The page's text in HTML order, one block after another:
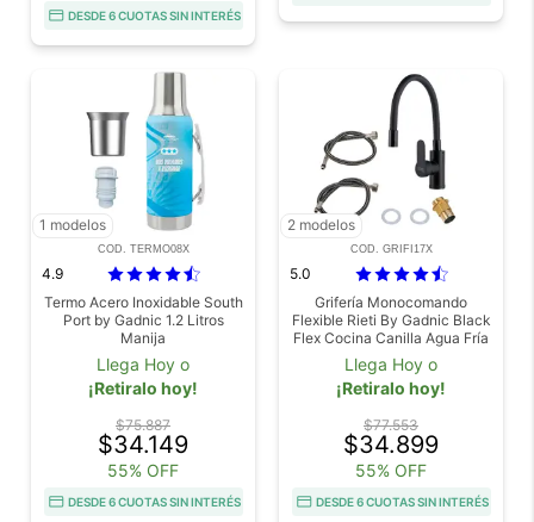
DESDE 6 CUOTAS SIN INTERÉS
1 modelos
COD. TERMO08X
4.9
Termo Acero Inoxidable South
Port by Gadnic 1.2 Litros
Manija
Llega Hoy o
¡Retiralo hoy!
$75.887
$34.149
55% OFF
DESDE 6 CUOTAS SIN INTERÉS
2 modelos
COD. GRIFI17X
5.0
Grifería Monocomando
Flexible Rieti By Gadnic Black
Flex Cocina Canilla Agua Fría
Caliente
Llega Hoy o
¡Retiralo hoy!
$77.553
$34.899
55% OFF
DESDE 6 CUOTAS SIN INTERÉS